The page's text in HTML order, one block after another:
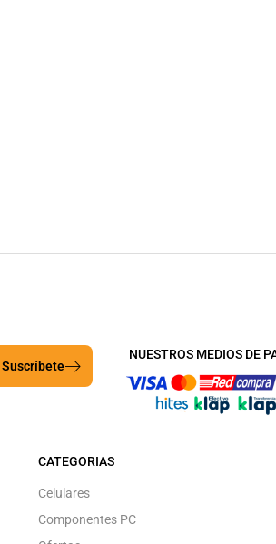
Suscríbete
NUESTROS MEDIOS DE
CATEGORIAS
Celulares
Componentes PC